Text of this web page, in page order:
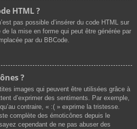
HTML ?
pas possible d’insérer du code HTML sur
la mise en forme qui peut être générée par
par du BBCode.
?
images qui peuvent être utilisées grâce à
d’exprimer des sentiments. Par exemple,
contraire, « :( » exprime la tristesse.
complète des émoticônes depuis le
cependant de ne pas abuser des